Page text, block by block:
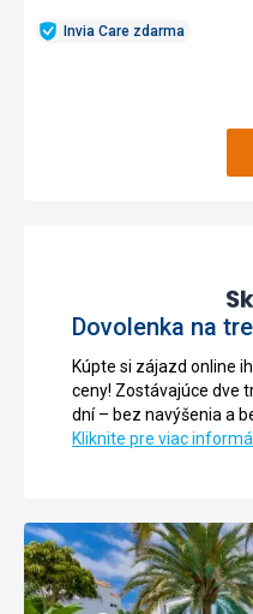
Invia Care zdarma
Dovolenka na
Kúpte si zájazd online
ceny! Zostávajúce dve
dní – bez navýšenia a
Kliknite pre viac